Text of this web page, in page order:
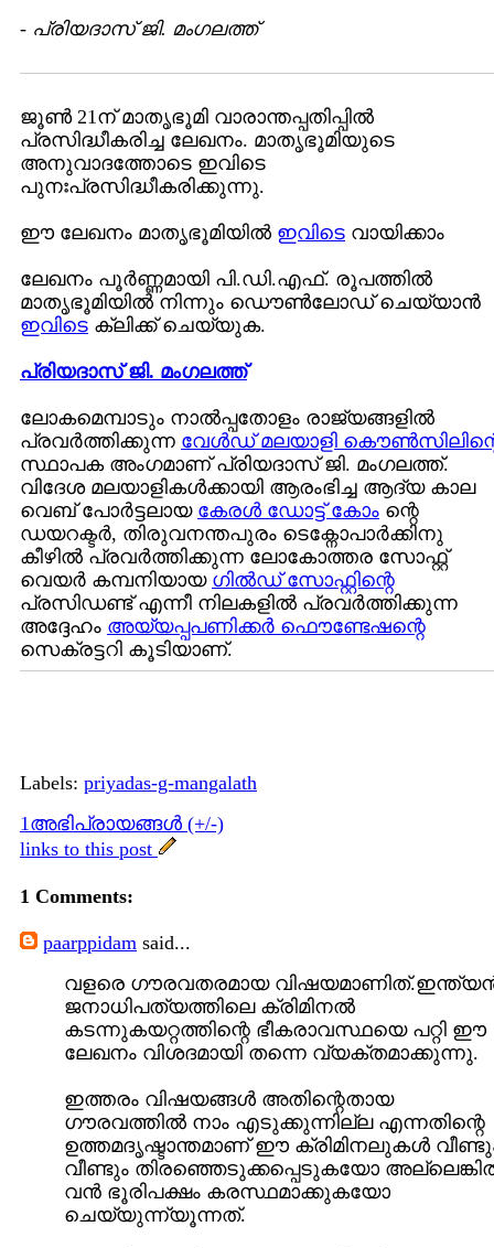
- പ്രിയദാസ്‌ ജി. മംഗലത്ത്‌
ജൂണ്‍ 21ന് മാതൃഭൂമി വാരാന്തപ്പതിപ്പില്‍
പ്രസിദ്ധീകരിച്ച ലേഖനം. മാതൃഭൂമിയുടെ
അനുവാദത്തോടെ ഇവിടെ
പുനഃപ്രസിദ്ധീകരിക്കുന്നു.
ഈ ലേഖനം മാതൃഭൂമിയില്‍ ഇവിടെ വായിക്കാം
ലേഖനം പൂര്‍ണ്ണമായി പി.ഡി.എഫ്. രൂപത്തില്‍
മാതൃഭൂമിയില്‍ നിന്നും ഡൌണ്‍ലോഡ് ചെയ്യാന്‍
ഇവിടെ ക്ലിക്ക് ചെയ്യുക.
പ്രിയദാസ്‌ ജി. മംഗലത്ത്‌
ലോകമെമ്പാടും നാല്‍പ്പതോളം രാജ്യങ്ങളില്‍
പ്രവര്‍ത്തിക്കുന്ന വേള്‍ഡ് മലയാളി
സ്ഥാപക അംഗമാണ് പ്രിയദാസ് ജി. മംഗലത്ത്.
വിദേശ മലയാളികള്‍ക്കായി ആരംഭിച്ച ആദ്യ കാല
വെബ് പോര്‍ട്ടലായ കേരള്‍ ഡോട്ട് കോം ന്റെ
ഡയറക്ടര്‍, തിരുവനന്തപുരം ടെക്നോപാര്‍ക്കിനു
കീഴില്‍ പ്രവര്‍ത്തിക്കുന്ന ലോകോത്തര സോഫ്റ്റ്
വെയര്‍ കമ്പനിയായ ഗില്‍ഡ് സോഫ്റ്റിന്റെ
പ്രസിഡണ്ട് എന്നീ നിലകളില്‍ പ്രവര്‍ത്തിക്കുന്ന
അദ്ദേഹം അയ്യപ്പപണിക്കര്‍ ഫൌണ്ടേഷന്റെ
സെക്രട്ടറി കൂടിയാണ്.
Labels: priyadas-g-mangalath
1അഭിപ്രായങ്ങള്‍ (+/-)
links to this post
1 Comments:
paarppidam said...
വളരെ ഗൗരവതരമായ
ജനാധിപത്യത്തിലെ ക്രിമിനൽ
കടന്നുകയറ്റത്തിന്റെ ഭീകരാവസ്ഥയെ പറ്റി ഈ
ലേഖനം വിശദമായി തന്നെ വ്യക്തമാക്കുന്നു.
ഇത്തരം വിഷയങ്ങൾ അതിന്റെതായ
ഗൗരവത്തിൽ നാം എടുക്കുന്നില്ല എന്നതിന്റെ
ഉത്തമദൃഷ്ടാന്തമാണ്‌ ഈ ക്രിമിനലുകൾ
വീണ്ടും തിരഞ്ഞെടുക്കപ്പെടുകയോ
വൻ ഭൂരിപക്ഷം കരസ്ഥമാക്കുകയോ
ചെയ്യുന്ന്യൂന്നത്‌.